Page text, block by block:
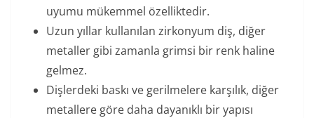
uyumu mükemmel özelliktedir.
Uzun yıllar kullanılan zirkonyum diş, diğer
metaller gibi zamanla grimsi bir renk haline
gelmez.
Dişlerdeki baskı ve gerilmelere karşılık, diğer
metallere göre daha dayanıklı bir yapısı